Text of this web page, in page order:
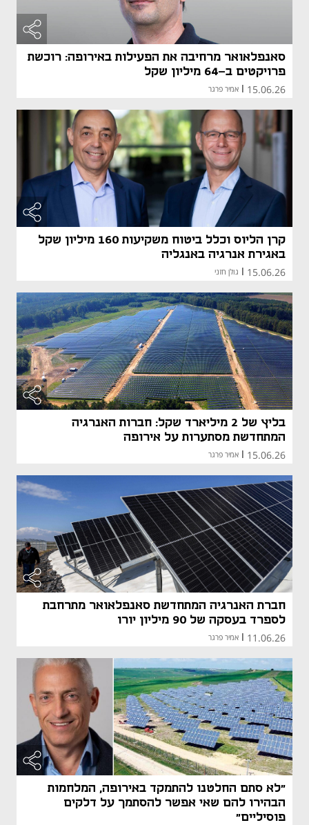
סאנפלאואר מרחיבה את הפעילות באירופה: רוכשת
פרויקטים ב-64 מיליון שקל
15.06.26 אמיר פרגר
קרן הליוס וכלל ביטוח משקיעות 160 מיליון שקל
באגירת אנרגיה באנגליה
15.06.26 גולן חזני
בליץ של 2 מיליארד שקל: חברות האנרגיה
המתחדשת מסתערות על אירופה
15.06.26 אמיר פרגר
חברת האנרגיה המתחדשת סאנפלאואר מתרחבת
לספרד בעסקה של 90 מיליון יורו
11.06.26 אמיר פרגר
״לא סתם החלטנו להתמקד באירופה, המלחמות
הבהירו להם שאי אפשר להסתמך על דלקים
פוסיליים״